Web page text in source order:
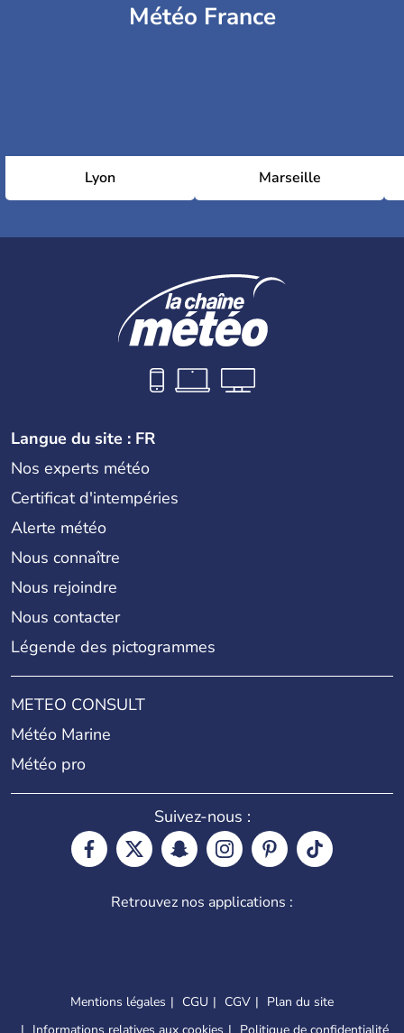
Météo France
Lyon Marseille
Langue du site : FR
Nos experts météo
Certificat d'intempéries
Alerte météo
Nous connaître
Nous rejoindre
Nous contacter
Légende des pictogrammes
METEO CONSULT
Météo Marine
Météo pro
Suivez-nous :
Retrouvez nos applications :
Mentions légales CGU CGV
Plan du site